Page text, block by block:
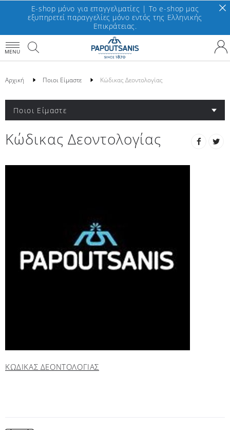
E-shop μόνο για επαγγελματίες | To e-shop μας
εξυπηρετεί παραγγελίες μόνο εντός της Ελληνικής
Επικράτειας.
MENU
Αρχική Ποιοι Είμαστε Κώδικας Δεοντολογίας
Ποιοι Είμαστε
Κώδικας Δεοντολογίας
ΚΩΔΙΚΑΣ ΔΕΟΝΤΟΛΟΓΙΑΣ